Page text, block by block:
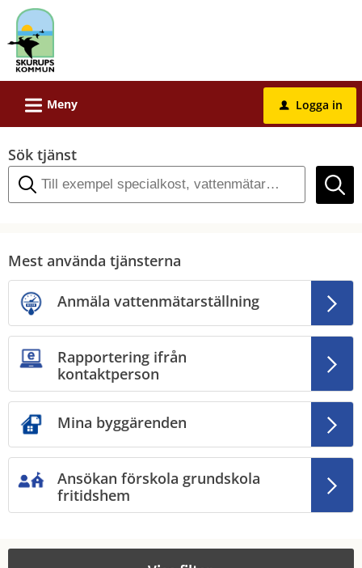
Välkommen
till
tjänster
Skurups
kommun
L Meny u Logga in
Sök tjänst
Mest använda tjänsterna
Anmäla vattenmätarställning
Rapportering ifrån
kontaktperson
Mina byggärenden
Ansökan förskola grundskola
fritidshem